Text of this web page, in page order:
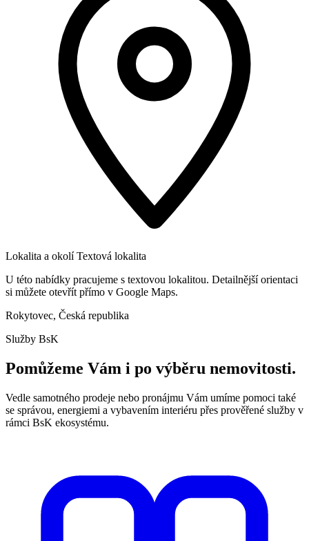
Lokalita a okolí Textová lokalita
U této nabídky pracujeme s textovou lokalitou. Detailnější orientaci
si můžete otevřít přímo v Google Maps.
Rokytovec, Česká republika
Služby BsK
Pomůžeme Vám i po výběru nemovitosti.
Vedle samotného prodeje nebo pronájmu Vám umíme pomoci také
se správou, energiemi a vybavením interiéru přes prověřené služby v
rámci BsK ekosystému.